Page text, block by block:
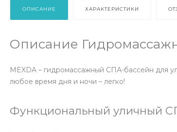
ОПИСАНИЕ ХАРАКТЕРИСТИКИ
Описание
MEXDA – гидромассажный СПА-бассейн для
любое время дня и ночи – легко!
Функциональный уличный